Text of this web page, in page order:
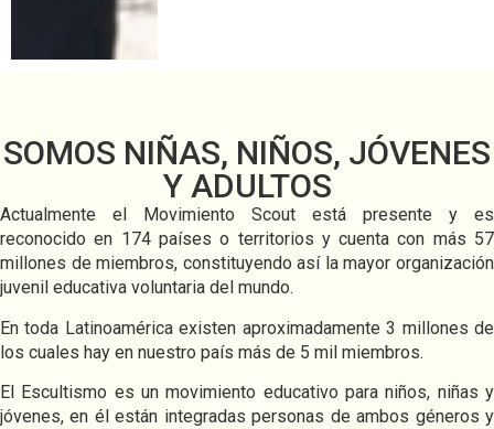
SOMOS NIÑAS, NIÑOS, JÓVENES
Y ADULTOS
Actualmente el Movimiento Scout está presente y es
reconocido en 174 países o territorios y cuenta con más 57
millones de miembros, constituyendo así la mayor organización
juvenil educativa voluntaria del mundo.
En toda Latinoamérica existen aproximadamente 3 millones de
los cuales hay en nuestro país más de 5 mil miembros.
El Escultismo es un movimiento educativo para niños, niñas y
jóvenes, en él están integradas personas de ambos géneros y